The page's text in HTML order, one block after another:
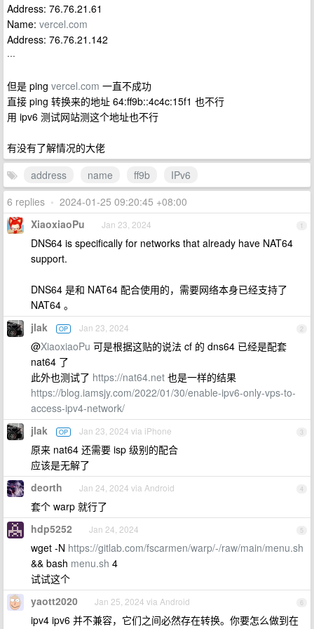
Address: 76.76.21.61
Name: vercel.com
Address: 76.76.21.142
···
但是 ping vercel.com 一直不成功
直接 ping 转换来的地址 64:ff9b::4c4c:15f1 也不行
用 ipv6 测试网站测这个地址也不行
有没有了解情况的大佬
address
name ff9b
IPv6
6 replies • 2024-01-25 09:20:45 +08:00
1
XiaoxiaoPu Jan 23, 2024
DNS64 is specifically for networks that already have NAT64
support.
DNS64 是和 NAT64 配合使用的，需要网络本身已经支持了
NAT64 。
2
jlak OP Jan 23, 2024
@XiaoxiaoPu 可是根据这贴的说法 cf 的 dns64 已经是配套
nat64 了
此外也测试了 https://nat64.net 也是一样的结果
https://blog.iamsjy.com/2022/01/30/enable-ipv6-only-vps-to-
access-ipv4-network/
3
jlak OP Jan 23, 2024 via iPhone
原来 nat64 还需要 isp 级别的配合
应该是无解了
4
deorth Jan 24, 2024 via Android
套个 warp 就行了
5
hdp5252 Jan 24, 2024
wget -N https://gitlab.com/fscarmen/warp/-/raw/main/menu.sh
&& bash menu.sh 4
试试这个
6
yaott2020 Jan 25, 2024 via Android
ipv4 ipv6 并不兼容，它们之间必然存在转换。你要怎么做到在